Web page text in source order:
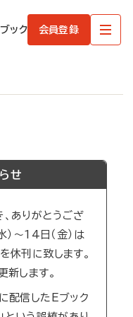
ック 会員登録
せ
ありがとうござ
）～14日（金）は
休刊に致します。
新します。
信したEブック